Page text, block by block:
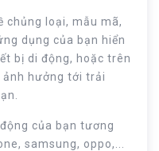
chủng loại, mẫu mã,
dụng của bạn hiển
bị di động, hoặc trên
ảnh hưởng tới trải
của bạn tương
samsung, oppo,...